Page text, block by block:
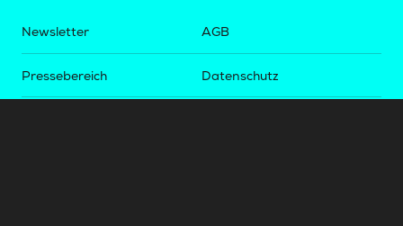
Newsletter
Pressebereich
AGB
Datenschutz